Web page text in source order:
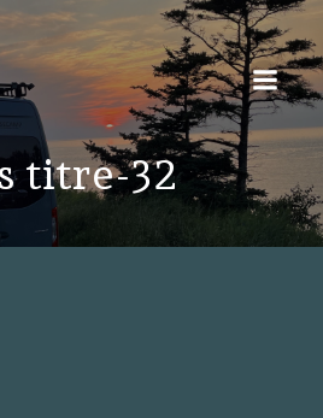
titre-32